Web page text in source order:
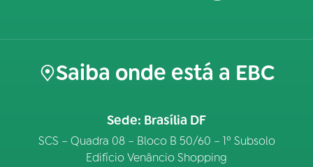
Saiba onde está a EBC
Sede: Brasília DF
SCS – Quadra 08 – Bloco B 50/60 – 1º Subsolo
Edifício Venâncio Shopping